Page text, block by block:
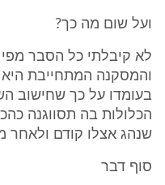
ועל שום מה כך?
לא קיבלתי כל הסבר
והמסקנה המתחייבת
בעומדו על כך שחישוב
הכלולות בה תסווגנה
שנהג אצלו קודם ולאחר
סוף דבר